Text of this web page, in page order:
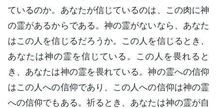
ているのか。あなたが信じているのは、この肉に神
の霊があるからである。神の霊がないなら、あなた
はこの人を信じるだろうか。この人を信じるとき、
あなたは神の霊を信じている。この人を畏れると
き、あなたは神の霊を畏れている。神の霊への信仰
はこの人への信仰であり、この人への信仰は神の霊
への信仰でもある。祈るとき、あなたは神の霊が自